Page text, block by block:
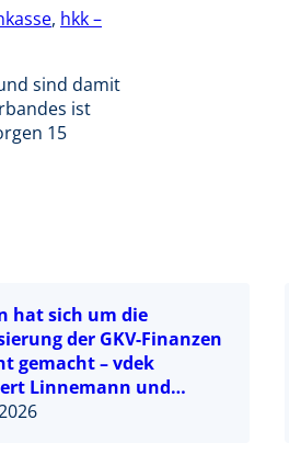
, hkk –
sind damit
ist
15
hat sich um die
der GKV-Finanzen
gemacht – vdek
Linnemann und
Strukturreformen